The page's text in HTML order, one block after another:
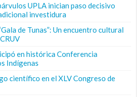
UPLA inician paso decisivo
investidura
de Tunas”: Un encuentro cultural
en histórica Conferencia
Indígenas
científico en el XLV Congreso de